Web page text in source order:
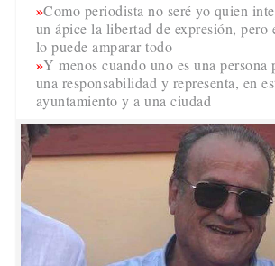
Como periodista no seré yo quien
un ápice la libertad de expresión, pero
lo puede amparar todo
Y menos cuando uno es una persona
una responsabilidad y representa, en
ayuntamiento y a una ciudad